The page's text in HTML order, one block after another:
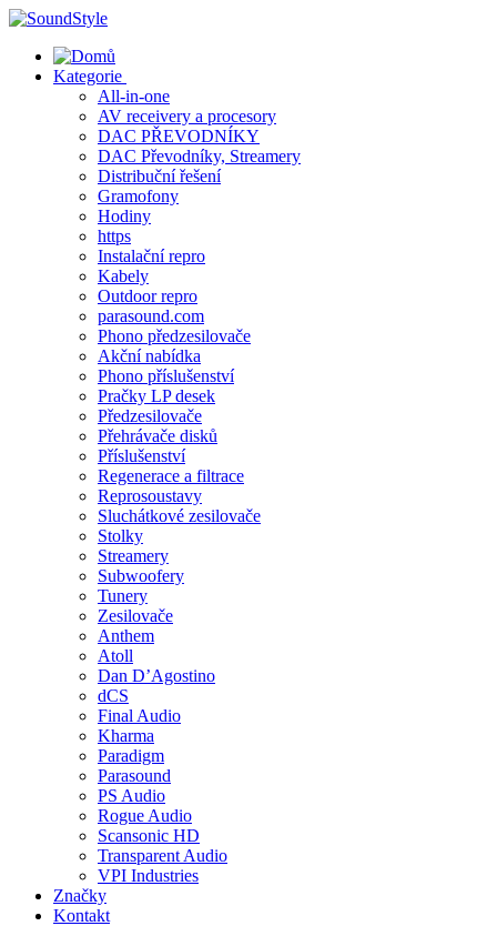
Skip
content
Kategorie
All-in-one
AV receivery a procesory
DAC PŘEVODNÍKY
DAC Převodníky, Streamery
Distribuční řešení
Gramofony
Hodiny
https
Instalační repro
Kabely
Outdoor repro
parasound.com
Phono předzesilovače
Akční nabídka
Phono příslušenství
Pračky LP desek
Předzesilovače
Přehrávače disků
Příslušenství
Regenerace a filtrace
Reprosoustavy
Sluchátkové zesilovače
Stolky
Streamery
Subwoofery
Tunery
Zesilovače
Anthem
Atoll
Dan D’Agostino
dCS
Final Audio
Kharma
Paradigm
Parasound
PS Audio
Rogue Audio
Scansonic HD
Transparent Audio
VPI Industries
Značky
Kontakt